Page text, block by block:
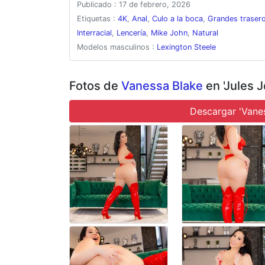
viendo el espectáculo está Lexington Steele,
interviene, y Vanessa cae de rodillas con entusiasmo,
hambrienta. La acción se intensifica rápidamente hasta
rebotando con cada embestida. Cuando está
se enfrentan con fuerza en una variedad de posiciones
y termina con un facial desordenado, dejando a
Publicado : 17 de febrero, 2026
Etiquetas : 4K, Anal, Culo a la boca, Grandes
Interracial, Lencería, Mike John, Natural
Modelos masculinos : Lexington Steele
Fotos de Vanessa Blake en 'Jules
Descargar